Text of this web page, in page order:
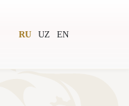
RU UZ EN